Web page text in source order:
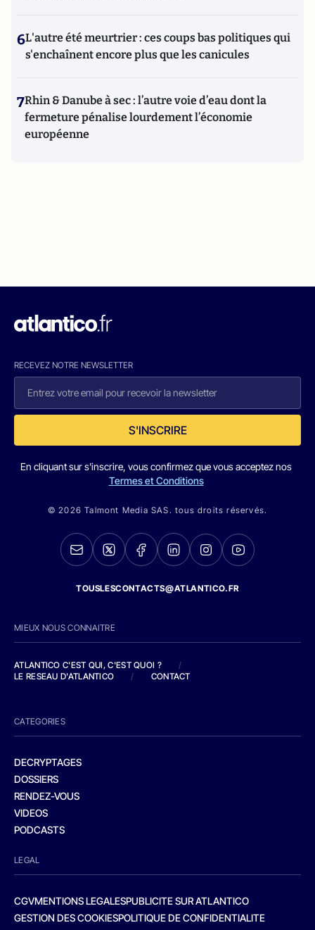
6L'autre été meurtrier : ces coups bas politiques qui
s'enchaînent encore plus que les canicules
7Rhin & Danube à sec : l’autre voie d’eau dont la
fermeture pénalise lourdement l’économie
européenne
RECEVEZ NOTRE NEWSLETTER
S'INSCRIRE
En cliquant sur s'inscrire, vous confirmez que vous acceptez nos
Termes et Conditions
© 2026 Talmont Media SAS. tous droits réservés.
TOUSLESCONTACTS@ATLANTICO.FR
MIEUX NOUS CONNAITRE
ATLANTICO C'EST QUI, C'EST QUOI ?
/
LE RESEAU D'ATLANTICO
/ CONTACT
CATEGORIES
DECRYPTAGES
DOSSIERS
RENDEZ-VOUS
VIDEOS
PODCASTS
LEGAL
CGVMENTIONS LEGALESPUBLICITE SUR ATLANTICO
GESTION DES COOKIESPOLITIQUE DE CONFIDENTIALITE